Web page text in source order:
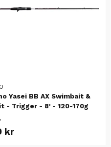
Yasei BB AX Swimbait &
- Trigger - 8' - 120-170g
kr